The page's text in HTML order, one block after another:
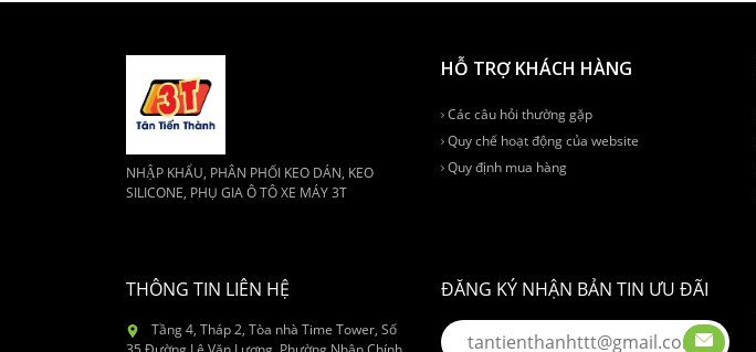
NHẬP KHẨU, PHÂN PHỐI KEO DÁN, KEO
SILICONE, PHỤ GIA Ô TÔ XE MÁY 3T
HỖ TRỢ KHÁCH HÀNG
Các câu hỏi thường gặp
Quy chế hoạt động của website
Quy định mua hàng
THÔNG TIN LIÊN HỆ
Tầng 4, Tháp 2, Tòa nhà Time Tower, Số
ĐĂNG KÝ NHẬN BẢN TIN ƯU ĐÃI